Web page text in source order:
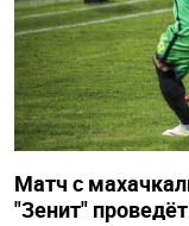
Матч с
"Зенит"